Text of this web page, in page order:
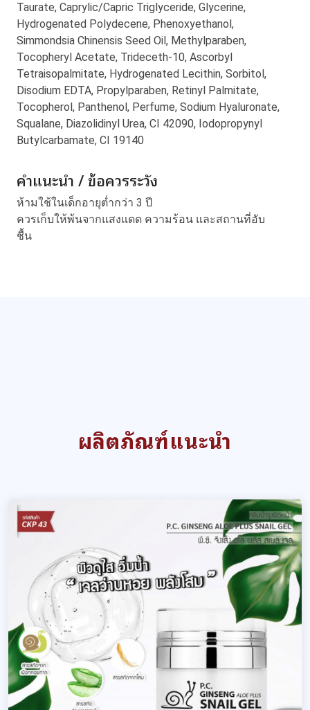
Taurate, Caprylic/Capric Triglyceride, Glycerine,
Hydrogenated Polydecene, Phenoxyethanol,
Simmondsia Chinensis Seed Oil, Methylparaben,
Tocopheryl Acetate, Trideceth-10, Ascorbyl
Tetraisopalmitate, Hydrogenated Lecithin, Sorbitol,
Disodium EDTA, Propylparaben, Retinyl Palmitate,
Tocopherol, Panthenol, Perfume, Sodium Hyaluronate,
Squalane, Diazolidinyl Urea, CI 42090, Iodopropynyl
Butylcarbamate, CI 19140
คำแนะนำ / ข้อควรระวัง
ห้ามใช้ในเด็กอายุต่ำกว่า 3 ปี
ควรเก็บให้พ้นจากแสงแดด ความร้อน และสถานที่อับ
ชื้น
ผลิตภัณฑ์แนะนำ